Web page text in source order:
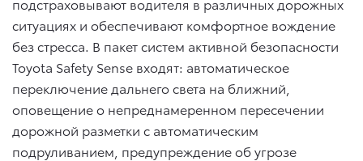
ситуациях и обеспечивают комфортное вождение
без стресса. В пакет систем активной безопасности
Toyota Safety Sense входят: автоматическое
переключение дальнего света на ближний,
оповещение о непреднамеренном пересечении
дорожной разметки с автоматическим
подруливанием, предупреждение об угрозе